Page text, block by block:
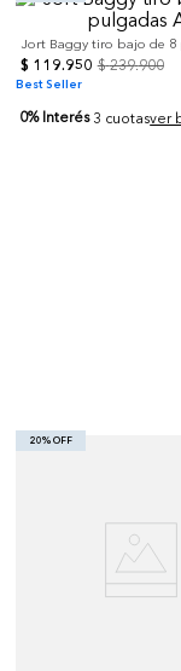
Jort Baggy tiro bajo de 8
$ 119.950 $ 239.900
Best Seller
0% Interés 3 cuotasver
20% OFF